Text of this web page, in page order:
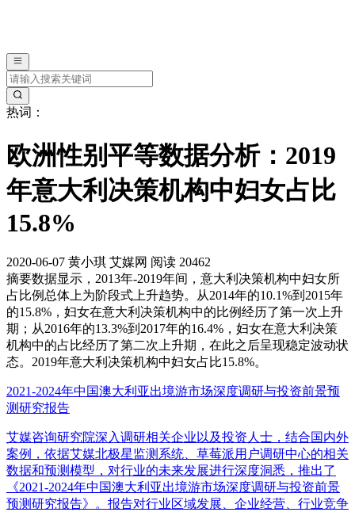
热词：
欧洲性别平等数据分析：2019
年意大利决策机构中妇女占比
15.8%
2020-06-07 黄小琪 艾媒网 阅读 20462
摘要数据显示，2013年-2019年间，意大利决策机构中妇女所
占比例总体上为阶段式上升趋势。从2014年的10.1%到2015年
的15.8%，妇女在意大利决策机构中的比例经历了第一次上升
期；从2016年的13.3%到2017年的16.4%，妇女在意大利决策
机构中的占比经历了第二次上升期，在此之后呈现稳定波动状
态。2019年意大利决策机构中妇女占比15.8%。
2021-2024年中国澳大利亚出境游市场深度调研与投资前景预
测研究报告
艾媒咨询研究院深入调研相关企业以及投资人士，结合国内外
案例，依据艾媒北极星监测系统、草莓派用户调研中心的相关
数据和预测模型，对行业的未来发展进行深度洞悉，推出了
《2021-2024年中国澳大利亚出境游市场深度调研与投资前景
预测研究报告》。报告对行业区域发展、企业经营、行业竞争